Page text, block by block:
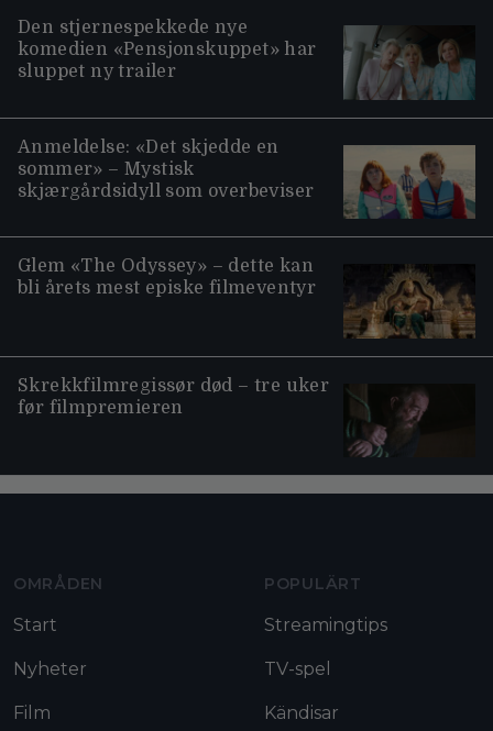
Den stjernespekkede nye
komedien «Pensjonskuppet» har
sluppet ny trailer
Anmeldelse: «Det skjedde en
sommer» – Mystisk
skjærgårdsidyll som overbeviser
Glem «The Odyssey» – dette kan
bli årets mest episke filmeventyr
Skrekkfilmregissør død – tre uker
før filmpremieren
OMRÅDEN
Start
Nyheter
Film
POPULÄRT
Streamingtips
TV-spel
Kändisar